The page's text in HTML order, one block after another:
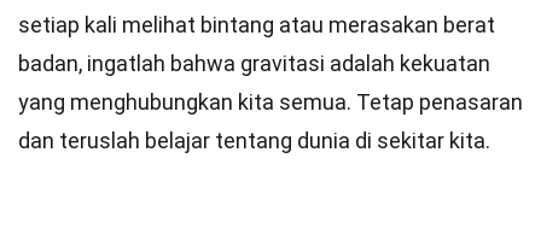
setiap kali melihat bintang atau merasakan berat
badan, ingatlah bahwa gravitasi adalah kekuatan
yang menghubungkan kita semua. Tetap penasaran
dan teruslah belajar tentang dunia di sekitar kita.